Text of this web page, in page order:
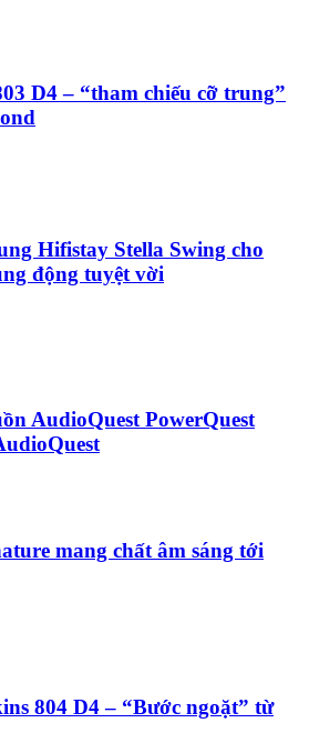
D4 – “tham chiếu cỡ trung”
Hifistay Stella Swing cho
động tuyệt vời
AudioQuest PowerQuest
mang chất âm sáng tới
804 D4 – “Bước ngoặt” từ